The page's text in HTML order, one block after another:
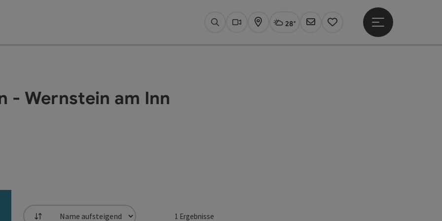
SuchenWebcams
KarteAktuelles Wetter Linz, wolkig
28°
Newsletter
Merkzettel
Hauptmenü öffnen
- Wernstein am Inn
1 Ergebnisse